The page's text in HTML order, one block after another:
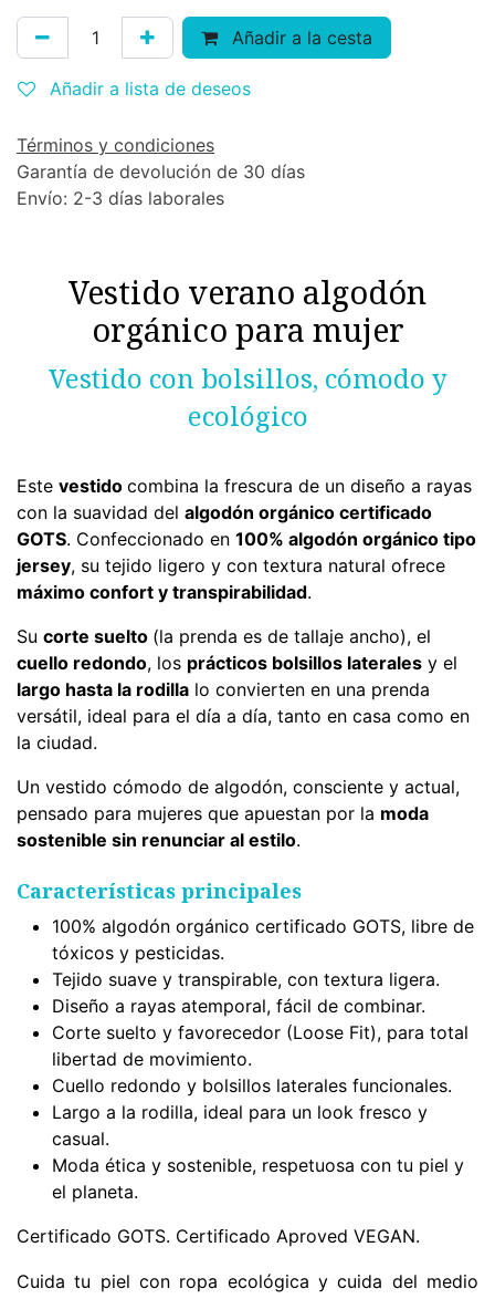
Añadir a la cesta
Añadir a lista de deseos
Términos y condiciones
Garantía de devolución de 30 días
Envío: 2-3 días laborales
Vestido verano algodón
orgánico para mujer
Vestido con bolsillos, cómodo y
ecológico
Este vestido combina la frescura de un diseño a rayas
con la suavidad del algodón orgánico certificado
GOTS. Confeccionado en 100% algodón orgánico tipo
jersey, su tejido ligero y con textura natural ofrece
máximo confort y transpirabilidad.
Su corte suelto (la prenda es de tallaje ancho), el
cuello redondo, los prácticos bolsillos laterales y el
largo hasta la rodilla lo convierten en una prenda
versátil, ideal para el día a día, tanto en casa como en
la ciudad.
Un vestido cómodo de algodón, consciente y actual,
pensado para mujeres que apuestan por la moda
sostenible sin renunciar al estilo.
Características principales
100% algodón orgánico certificado GOTS, libre de
tóxicos y pesticidas.
Tejido suave y transpirable, con textura ligera.
Diseño a rayas atemporal, fácil de combinar.
Corte suelto y favorecedor (Loose Fit), para total
libertad de movimiento.
Cuello redondo y bolsillos laterales funcionales.
Largo a la rodilla, ideal para un look fresco y
casual.
Moda ética y sostenible, respetuosa con tu piel y
el planeta.
Certificado GOTS. Certificado Aproved VEGAN.
Cuida tu piel con ropa ecológica y cuida del medio